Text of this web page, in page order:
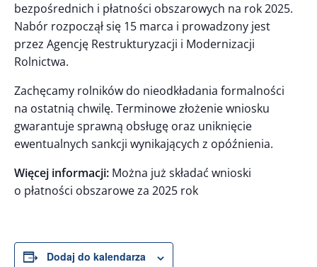
bezpośrednich i płatności obszarowych na rok 2025.
Nabór rozpoczął się 15 marca i prowadzony jest
przez Agencję Restrukturyzacji i Modernizacji
Rolnictwa.
Zachęcamy rolników do nieodkładania formalności
na ostatnią chwilę. Terminowe złożenie wniosku
gwarantuje sprawną obsługę oraz uniknięcie
ewentualnych sankcji wynikających z opóźnienia.
Więcej informacji: Można już składać wnioski
o płatności obszarowe za 2025 rok
Dodaj do kalendarza